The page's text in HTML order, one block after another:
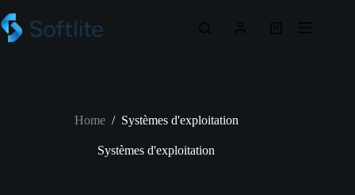
to
content
Shopping
Home / Systèmes d'exploitation
Systèmes d'exploitation